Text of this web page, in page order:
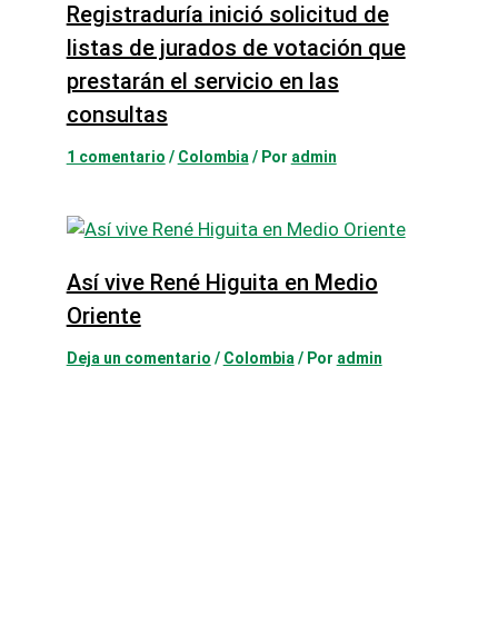
Registraduría inició solicitud de
listas de jurados de votación que
prestarán el servicio en las
consultas
1 comentario / Colombia/ Por admin
Así vive René Higuita en Medio
Oriente
Deja un comentario / Colombia/ Por admin